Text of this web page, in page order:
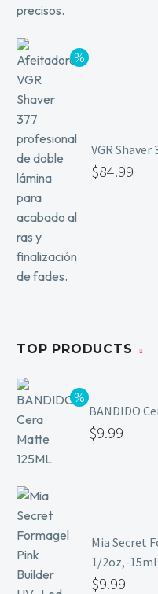
VGR Shaver
$84.99
TOP PRODUCTS
BANDIDO
$9.99
Mia Secret
1/2oz,-15ml
$9.99